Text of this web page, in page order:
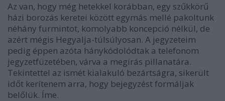
Az van, hogy még hetekkel korábban, egy szűkkörű
házi borozás keretei között egymás mellé pakoltunk
néhány furmintot, komolyabb koncepció nélkül, de
azért mégis Hegyalja-túlsúlyosan. A jegyzeteim
pedig éppen azóta hánykódolódtak a telefonom
jegyzetfüzetében, várva a megírás pillanatára.
Tekintettel az ismét kialakuló bezártságra, sikerült
időt kerítenem arra, hogy bejegyzést formáljak
belőlük. Íme.